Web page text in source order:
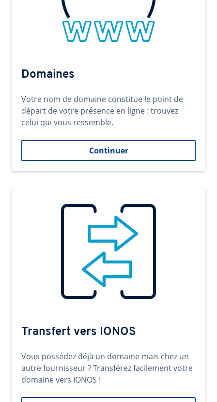
Domaines
Votre nom de domaine constitue le point de
départ de votre présence en ligne : trouvez
celui qui vous ressemble.
Continuer
Transfert vers IONOS
Vous possédez déjà un domaine mais chez un
autre fournisseur ? Transférez facilement votre
domaine vers IONOS !